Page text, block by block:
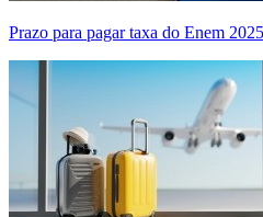
Prazo para pagar taxa do Enem